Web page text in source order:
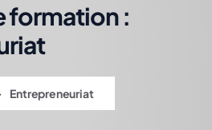
formation :
Entrepreneuriat